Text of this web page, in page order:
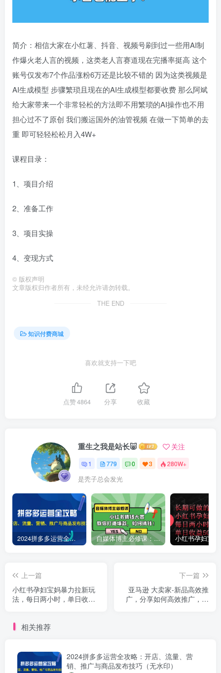
简介：相信大家在小红薯、抖音、视频号刷到过一些用AI制
作爆火老人言的视频，这类老人言赛道现在完播率挺高 这个
账号仅发布7个作品涨粉6万还是比较不错的 因为这类视频是
AI生成模型 步骤繁琐且现在的AI生成模型都要收费 那么阿斌
给大家带来一个非常轻松的方法即不用繁琐的AI操作也不用
担心过不了原创 我们搬运国外的油管视频 在做一下简单的去
重 即可轻轻松松月入4W+
课程目录：
1、项目介绍
2、准备工作
3、项目实操
4、变现方式
© 版权声明
文章版权归作者所有，未经允许请勿转载。
THE END
知识付费商城
喜欢就支持一下吧
点赞4864 分享 收藏
重生之我是站长🐷 关注
1 779 0 3 280W+
是秃子总会发光
2024拼多多运营全攻略：开店、流量、营销、推广与商品发布技巧（无水印） 自媒体博主必修课：小红书搞钱大赏，教你打造爆款，如何搞钱（11节课）
上一篇
小红书孕妇宝妈暴力拉新玩
法，每日两小时，单日收益
下一篇
亚马逊 大卖家-新品高效推
广，分享如何高效推广，打
相关推荐
2024拼多多运营全攻略：开店、流量、营
销、推广与商品发布技巧（无水印）